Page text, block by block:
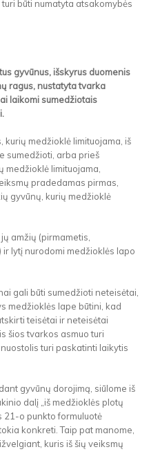
būti numatyta atsakomybės
gyvūnus, išskyrus duomenis
ragus, nustatyta tvarka
laikomi sumedžiotais
kurių medžioklė limituojama, iš
sumedžioti, arba prieš
limituojama,
pradedamas pirmas,
gyvūnų, kurių medžioklė
amžių (pirmametis,
lytį nurodomi medžioklės lapo
gali būti sumedžioti neteisėtai,
medžioklės lape būtini, kad
teisėtai ir neteisėtai
šios tvarkos asmuo turi
turi paskatinti laikytis
gyvūnų dorojimą, siūlome iš
dalį „iš medžioklės plotų
21-o punkto formuluotė
konkreti. Taip pat manome,
kuris iš šių veiksmų